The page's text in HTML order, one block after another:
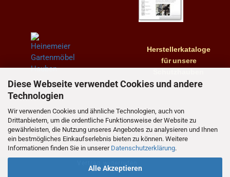
Diese Webseite verwendet Cookies und andere
Technologien
Wir verwenden Cookies und ähnliche Technologien, auch von
Drittanbietern, um die ordentliche Funktionsweise der Website zu
gewährleisten, die Nutzung unseres Angebotes zu analysieren und Ihnen
ein bestmögliches Einkaufserlebnis bieten zu können. Weitere
Informationen finden Sie in unserer Datenschutzerklärung.
Alle Akzeptieren
Herstellerkataloge
fürunsere